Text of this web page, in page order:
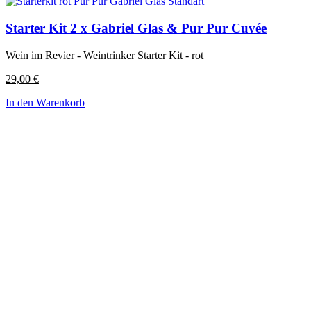
Starter Kit 2 x Gabriel Glas & Pur Pur Cuvée
Wein im Revier - Weintrinker Starter Kit - rot
29,00 €
In den Warenkorb